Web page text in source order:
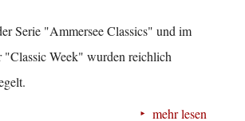
Serie "Ammersee Classics" und im
"Classic Week" wurden reichlich
mehr lesen